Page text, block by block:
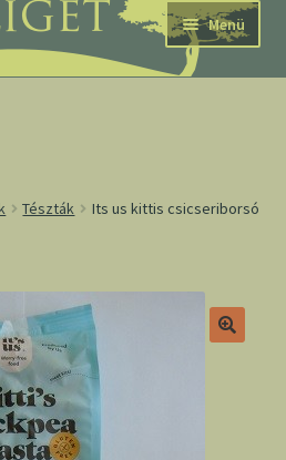
Menü
Tészták
Its us kittis csicseriborsó